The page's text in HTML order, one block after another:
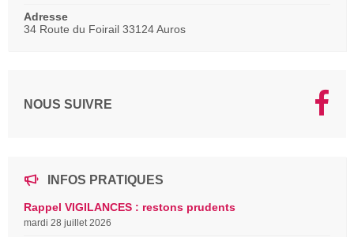
Adresse
34 Route du Foirail 33124 Auros
NOUS SUIVRE
INFOS PRATIQUES
Rappel VIGILANCES : restons prudents
mardi 28 juillet 2026